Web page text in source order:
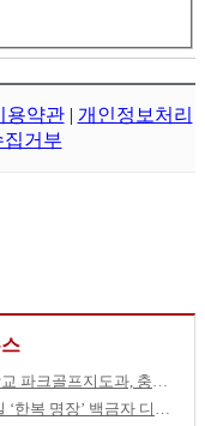
구미대학교 파크골프지도과, 충북 영동군 추풍령
49년 외길 ‘한복 명장’ 백금자 디자이너,
용약관| 개인정보처리
집거부